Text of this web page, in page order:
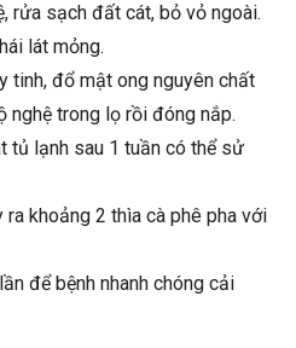
rửa sạch đất cát, bỏ vỏ ngoài.
lát mỏng.
tinh, đổ mật ong nguyên chất
nghệ trong lọ rồi đóng nắp.
tủ lạnh sau 1 tuần có thể sử
ra khoảng 2 thìa cà phê pha với
để bệnh nhanh chóng cải